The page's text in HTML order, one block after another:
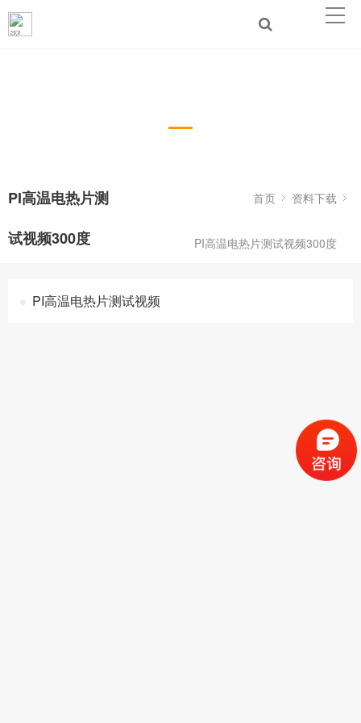
PI高温电热片测
试视频300度
首页 资料下载
PI高温电热片测试视频300度
PI高温电热片测试视频